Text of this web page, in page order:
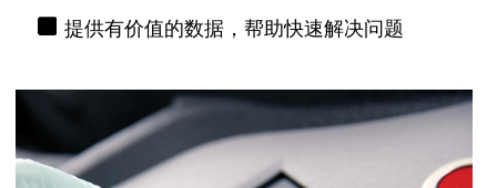
提供有价值的数据，帮助快速解决问题